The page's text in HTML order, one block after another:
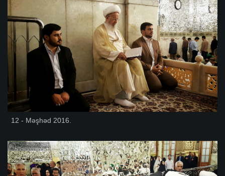
12 - Məşhəd 2016.